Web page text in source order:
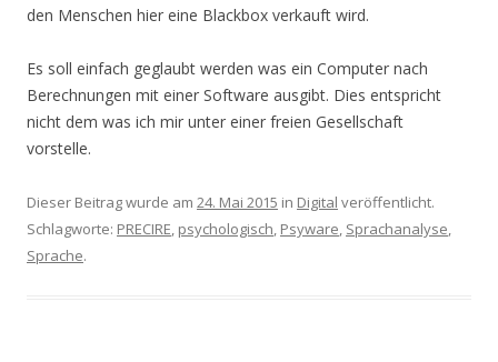
den Menschen hier eine Blackbox verkauft wird.
Es soll einfach geglaubt werden was ein Computer nach
Berechnungen mit einer Software ausgibt. Dies entspricht
nicht dem was ich mir unter einer freien Gesellschaft
vorstelle.
Dieser Beitrag wurde am 24. Mai 2015 in Digital veröffentlicht.
Schlagworte: PRECIRE, psychologisch, Psyware, Sprachanalyse,
Sprache.